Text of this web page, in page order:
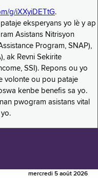
g/iXXyiDETtG.
eksperyans yo lè y ap
Asistans Nitrisyon
Program, SNAP),
ak Revni Sekirite
SSI). Repons ou yo
volonte ou pou pataje
kenbe benefis sa yo.
pwogram asistans vital
mercredi 5 août 2026